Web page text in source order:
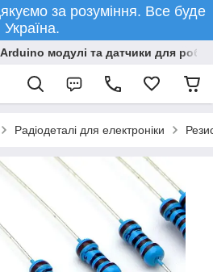
за розуміння. Все буде
Україна.
модулі та датчики для
Радіодеталі для електроніки